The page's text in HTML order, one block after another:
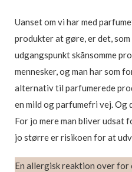
Uanset om vi har med
produkter at gøre, er det,
udgangspunkt skånsomme
mennesker, og man har som
alternativ til parfumerede
en mild og parfumefri vej.
For jo mere man bliver udsat
jo større er risikoen for at
En allergisk reaktion over for